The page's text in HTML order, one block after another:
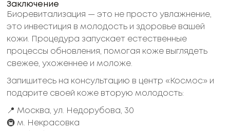
Заключение
Биоревитализация — это не просто увлажнение,
это инвестиция в молодость и здоровье вашей
кожи. Процедура запускает естественные
процессы обновления, помогая коже выглядеть
свежее, ухоженнее и моложе.
Запишитесь на консультацию в центр «Космос» и
подарите своей коже вторую молодость:
📍 Москва, ул. Недорубова, 30
🚇 м. Некрасовка